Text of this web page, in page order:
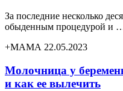
За последние несколько
обыденным процедурой и
+МАМА 22.05.2023
Молочница у
и как ее вылечить